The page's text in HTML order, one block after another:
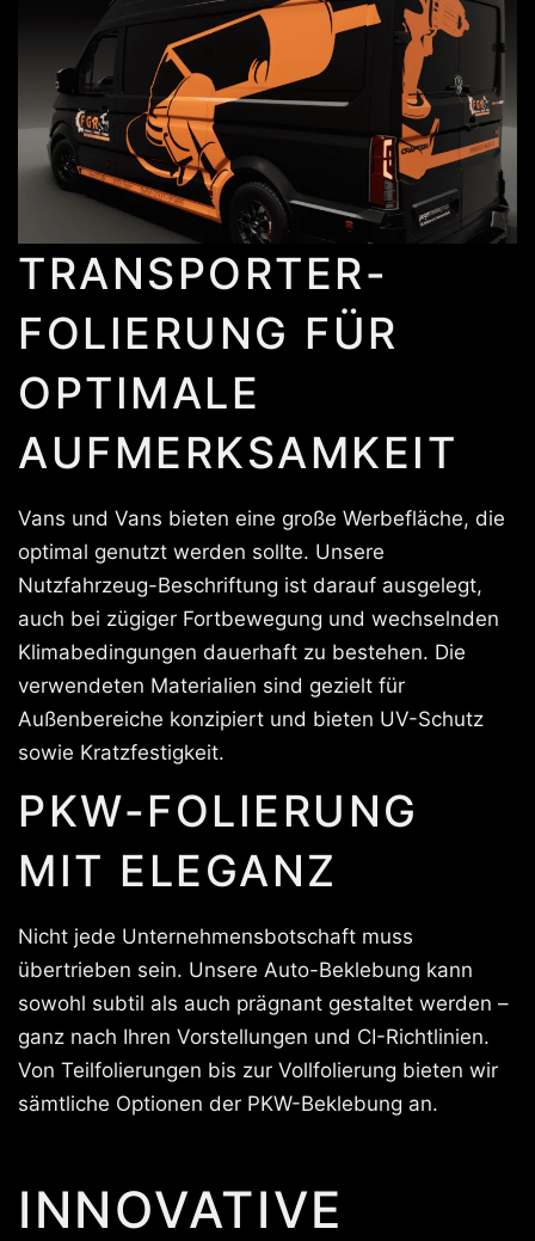
TRANSPORTER-
FOLIERUNG FÜR
OPTIMALE
AUFMERKSAMKEIT
Vans und Vans bieten eine große Werbefläche, die
optimal genutzt werden sollte. Unsere
Nutzfahrzeug-Beschriftung ist darauf ausgelegt,
auch bei zügiger Fortbewegung und wechselnden
Klimabedingungen dauerhaft zu bestehen. Die
verwendeten Materialien sind gezielt für
Außenbereiche konzipiert und bieten UV-Schutz
sowie Kratzfestigkeit.
PKW-FOLIERUNG
MIT ELEGANZ
Nicht jede Unternehmensbotschaft muss
übertrieben sein. Unsere Auto-Beklebung kann
sowohl subtil als auch prägnant gestaltet werden –
ganz nach Ihren Vorstellungen und CI-Richtlinien.
Von Teilfolierungen bis zur Vollfolierung bieten wir
sämtliche Optionen der PKW-Beklebung an.
INNOVATIVE